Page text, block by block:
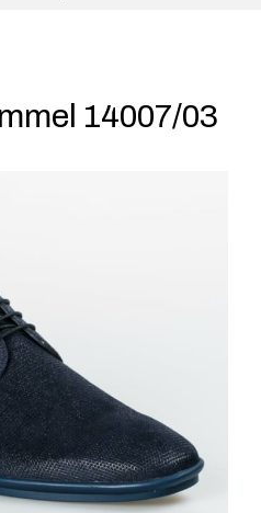
14007/03